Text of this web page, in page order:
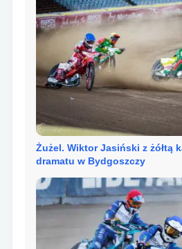
Żużel. Wiktor Jasiński z żółtą
dramatu w Bydgoszczy